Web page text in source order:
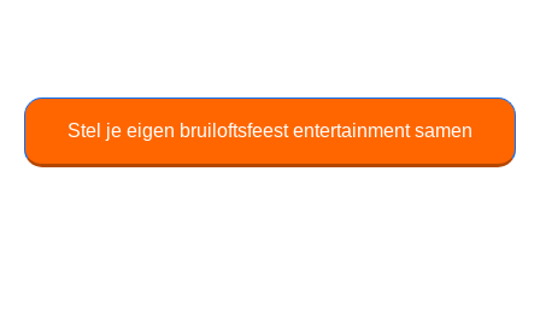
Stel je eigen bruiloftsfeest entertainment samen